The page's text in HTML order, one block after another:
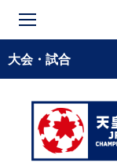
大会・試合